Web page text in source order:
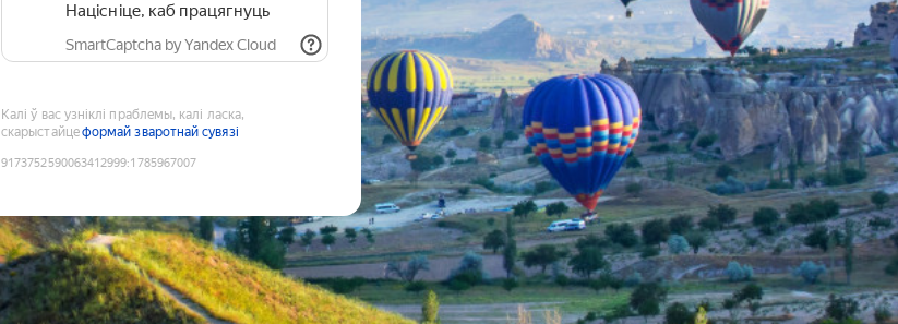
Націсніце, каб працягнуць
SmartCaptcha by Yandex Cloud
Калі ў вас узніклі праблемы, калі ласка,
скарыстайцеформай зваротнай сувязі
9173752590063412999:1785967007